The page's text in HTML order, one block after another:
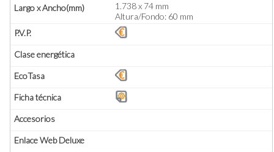
1.738 x 74 mm
Altura/Fondo: 60 mm